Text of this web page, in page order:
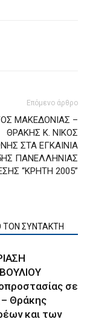
Επόμενο άρθρο
ΜΑΚΕΔΟΝΙΑΣ –
ΘΡΑΚΗΣ Κ. ΝΙΚΟΣ
ΣΤΑ ΕΓΚΑΙΝΙΑ
ΠΑΝΕΛΛΗΝΙΑΣ
“ΚΡΗΤΗ 2005”
ΤΟΝ ΣΥΝΤΑΚΤΗ
σε
– Θράκης
και των